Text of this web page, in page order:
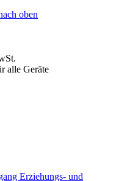
oben
alle Geräte
Erziehungs- und